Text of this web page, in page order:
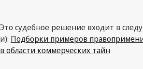
Это судебное решение входит в
и): Подборки примеров
в области коммерческих тайн